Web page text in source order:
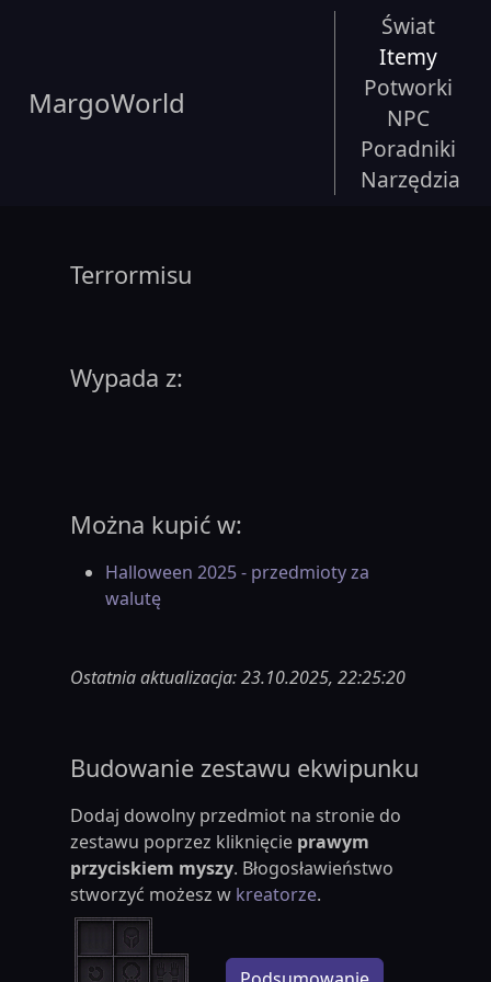
MargoWorld
Świat
Itemy
Potworki
NPC
Poradniki
Narzędzia
Terrormisu
Wypada z:
Można kupić w:
Halloween 2025 - przedmioty za
walutę
Ostatnia aktualizacja: 23.10.2025, 22:25:20
Budowanie zestawu ekwipunku
Dodaj dowolny przedmiot na stronie do
zestawu poprzez kliknięcie prawym
przyciskiem myszy. Błogosławieństwo
stworzyć możesz w kreatorze.